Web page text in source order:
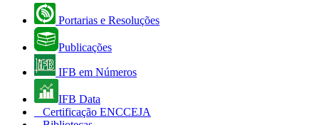
Portarias e Resoluções
Publicações
IFB em Números
IFB Data
Certificação ENCCEJA